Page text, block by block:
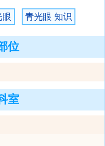
眼 青光眼 知识
位
室